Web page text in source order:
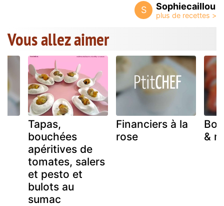
S Sophiecaillou
Vous allez aimer
Tapas,
bouchées
apéritives de
tomates, salers
et pesto et
bulots au
sumac
Financiers à la
rose
&